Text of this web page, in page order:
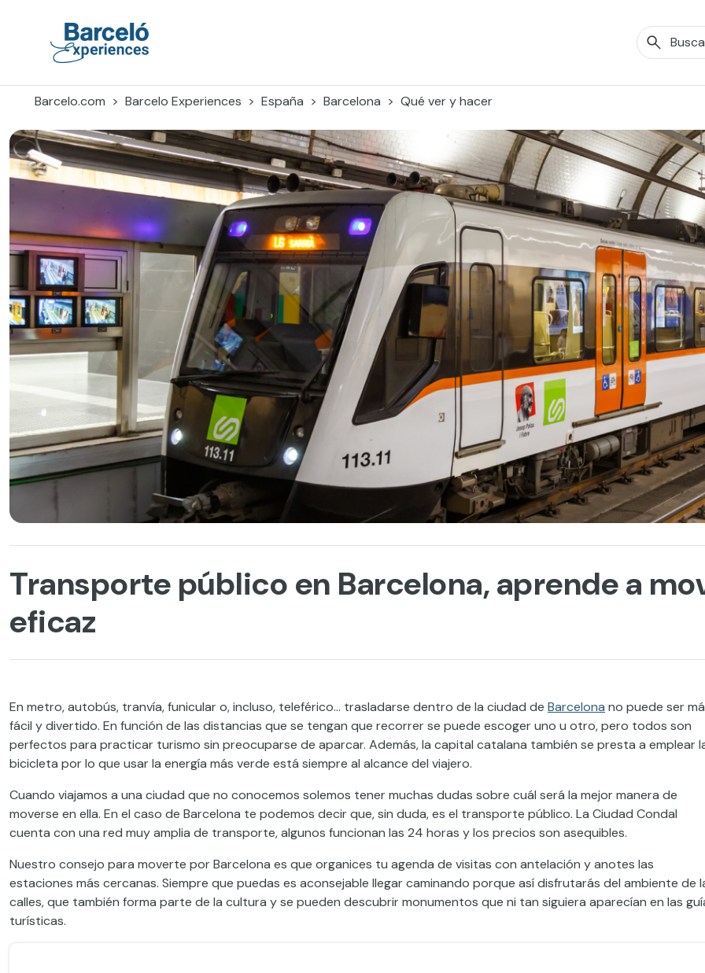
Barcelo.com
Barcelo Experiences España Barcelona Qué ver y hacer
Transporte público en Barcelona, aprende a
eficaz
En metro, autobús, tranvía, funicular o, incluso, teleférico… trasladarse dentro de la ciudad de Barcelona no puede ser
fácil y divertido. En función de las distancias que se tengan que recorrer se puede escoger uno u otro, pero todos son
perfectos para practicar turismo sin preocuparse de aparcar. Además, la capital catalana también se presta a emplear
bicicleta por lo que usar la energía más verde está siempre al alcance del viajero.
Cuando viajamos a una ciudad que no conocemos solemos tener muchas dudas sobre cuál será la mejor manera de
moverse en ella. En el caso de Barcelona te podemos decir que, sin duda, es el transporte público. La Ciudad Condal
cuenta con una red muy amplia de transporte, algunos funcionan las 24 horas y los precios son asequibles.
Nuestro consejo para moverte por Barcelona es que organices tu agenda de visitas con antelación y anotes las
estaciones más cercanas. Siempre que puedas es aconsejable llegar caminando porque así disfrutarás del ambiente de
calles, que también forma parte de la cultura y se pueden descubrir monumentos que ni tan siguiera aparecían en las
turísticas.